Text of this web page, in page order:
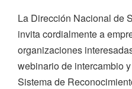
La Dirección Nacional de
invita cordialmente a
organizaciones
webinario de intercambio
Sistema de